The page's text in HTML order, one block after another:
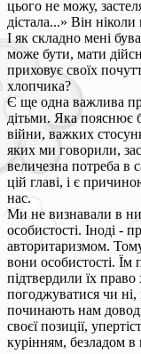
цього не можу,
дістала...» Він
І як складно мені
може бути, мати
приховує своїх
хлопчика?
Є ще одна важлива
дітьми. Яка пояснює
війни, важких
яких ми говорили,
величезна потреба в
цій главі, і є
нас.
Ми не визнавали в
особистості. Іноді -
авторитаризмом.
вони особистості.
підтвердили їх право
погоджуватися чи
починають нам
своєї позиції,
курінням, безладом